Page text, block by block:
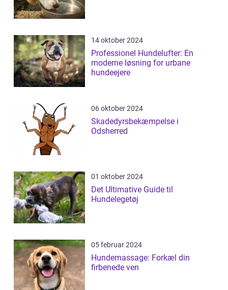
14 oktober 2024
Professionel Hundelufter: En
moderne løsning for urbane
hundeejere
06 oktober 2024
Skadedyrsbekæmpelse i
Odsherred
01 oktober 2024
Det Ultimative Guide til
Hundelegetøj
05 februar 2024
Hundemassage: Forkæl din
firbenede ven